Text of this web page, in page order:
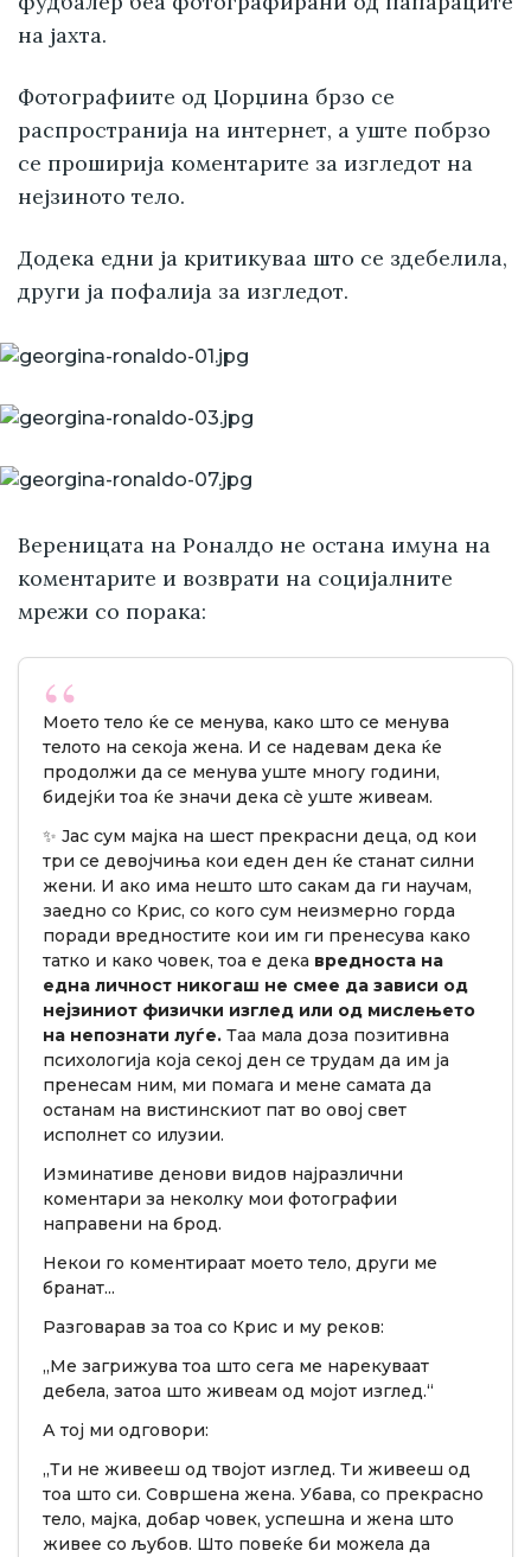
на јахта.
Фотографиите од Џорџина брзо се
распространија на интернет, а уште побрзо
се проширија коментарите за изгледот на
нејзиното тело.
Додека едни ја критикуваа што се здебелила,
други ја пофалија за изгледот.
Вереницата на Роналдо не остана имуна на
коментарите и возврати на социјалните
мрежи со порака:
Моето тело ќе се менува, како што се менува
телото на секоја жена. И се надевам дека ќе
продолжи да се менува уште многу години,
бидејќи тоа ќе значи дека сè уште живеам.
✨ Јас сум мајка на шест прекрасни деца, од кои
три се девојчиња кои еден ден ќе станат силни
жени. И ако има нешто што сакам да ги научам,
заедно со Крис, со кого сум неизмерно горда
поради вредностите кои им ги пренесува како
татко и како човек, тоа е дека вредноста на
една личност никогаш не смее да зависи од
нејзиниот физички изглед или од мислењето
на непознати луѓе. Таа мала доза позитивна
психологија која секој ден се трудам да им ја
пренесам ним, ми помага и мене самата да
останам на вистинскиот пат во овој свет
исполнет со илузии.
Изминативе денови видов најразлични
коментари за неколку мои фотографии
направени на брод.
Некои го коментираат моето тело, други ме
бранат...
Разговарав за тоа со Крис и му реков:
„Ме загрижува тоа што сега ме нарекуваат
дебела, затоа што живеам од мојот изглед.“
А тој ми одговори:
„Ти не живееш од твојот изглед. Ти живееш од
тоа што си. Совршена жена. Убава, со прекрасно
тело, мајка, добар човек, успешна и жена што
живее со љубов. Што повеќе би можела да